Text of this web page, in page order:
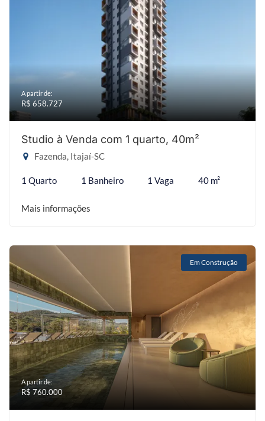
A partir de:
R$ 658.727
Studio à Venda com 1 quarto, 40m²
Fazenda, Itajaí-SC
1 Quarto 1 Banheiro 1 Vaga 40 m²
Mais informações
Em Construção
A partir de:
R$ 760.000